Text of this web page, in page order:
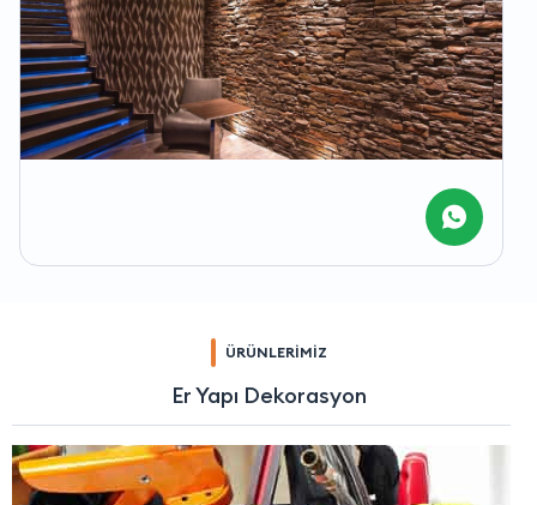
ÜRÜNLERİMİZ
Er Yapı Dekorasyon